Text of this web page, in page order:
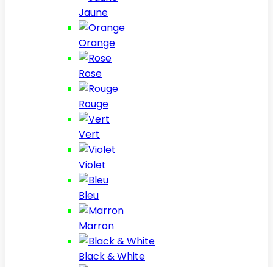
Jaune
Orange
Rose
Rouge
Vert
Violet
Bleu
Marron
Black & White